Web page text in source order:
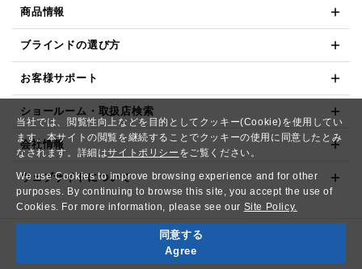
当社では、閲覧性向上などを目的としてクッキー(Cookie)を使用してい
ます。本サイトの閲覧を継続することでクッキーの使用に同意したとみ
なされます。詳細はサイトポリシー をご覧ください。
We use Cookies to improve browsing experience and for other
purposes. By continuing to browse this site, you accept the use of
Cookies. For more information, please see our Site Policy.
同意する
Agree
商品情報
ブラインドの選び方
お客様サポート
ショールーム・取扱店検索
会社情報
ウェブサイトについて
Copyright© NICHIBEI CO.,LTD. All Rights Reserved.